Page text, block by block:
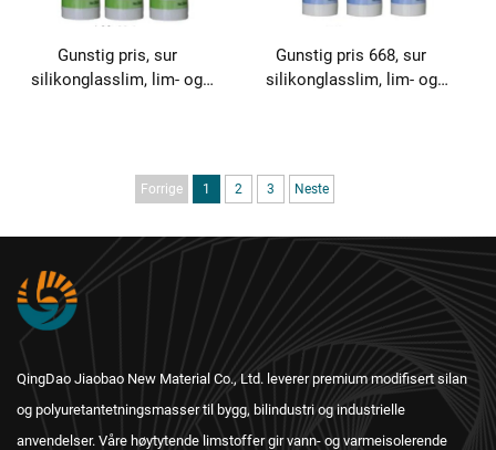
Gunstig pris, sur
silikonglasslim, lim- og
Gunstig pris 668, sur
silikonglasslim, lim- og
Forrige 1 2 3 Neste
QingDao Jiaobao New Material Co., Ltd. leverer premium modifisert silan
og polyuretantetningsmasser til bygg, bilindustri og industrielle
anvendelser. Våre høytytende limstoffer gir vann- og varmeisolerende